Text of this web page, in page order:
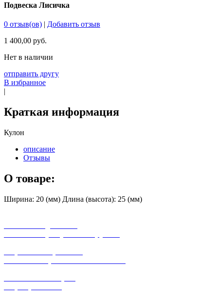
Подвеска Лисичка
0 отзыв(ов) | Добавить отзыв
1 400,00 руб.
Нет в наличии
отправить другу
В избранное
|
Краткая информация
Кулон
описание
Отзывы
О товаре:
Ширина: 20 (мм) Длина (высота): 25 (мм)